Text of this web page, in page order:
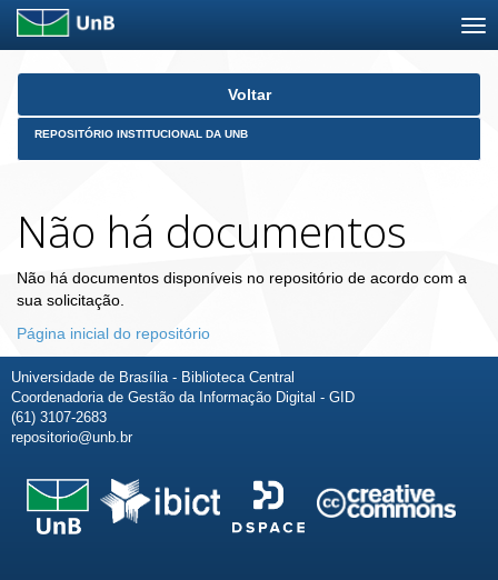
Skip
Voltar
REPOSITÓRIO INSTITUCIONAL DA UNB
Não há documentos
Não há documentos disponíveis no repositório de acordo com a
sua solicitação.
Página inicial do repositório
Universidade de Brasília - Biblioteca Central
Coordenadoria de Gestão da Informação Digital - GID
(61) 3107-2683
repositorio@unb.br